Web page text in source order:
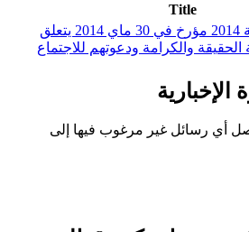
Title
أمر عدد 1872 لسنة 2014 مؤرخ في 30 ماي 2014 يتعلق
والكرامة ودعوتهم للاجتماع
أي رسائل غير مرغوب فيها إلى